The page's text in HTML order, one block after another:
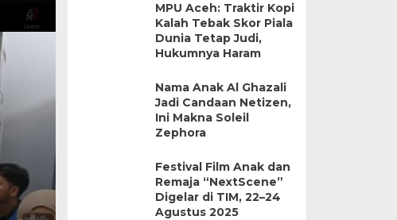
MPU Aceh: Traktir Kopi
Kalah Tebak Skor Piala
Dunia Tetap Judi,
Hukumnya Haram
Nama Anak Al Ghazali
Jadi Candaan Netizen,
Ini Makna Soleil
Zephora
Festival Film Anak dan
Remaja “NextScene”
Digelar di TIM, 22–24
Agustus 2025